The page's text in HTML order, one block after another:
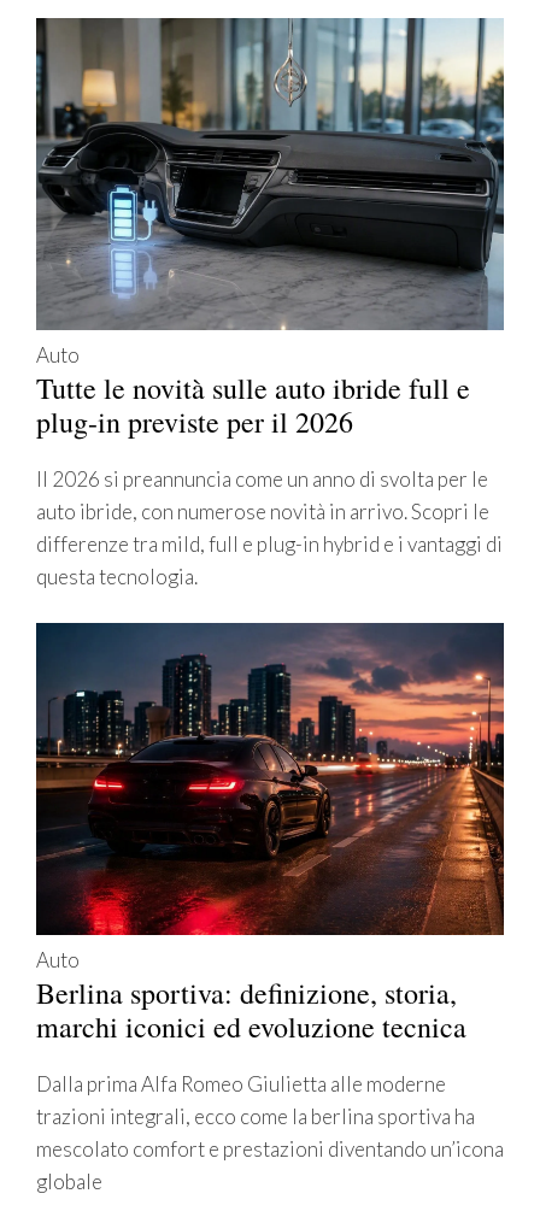
Auto
Tutte le novità sulle auto ibride full e
plug-in previste per il 2026
Il 2026 si preannuncia come un anno di svolta per le
auto ibride, con numerose novità in arrivo. Scopri le
differenze tra mild, full e plug-in hybrid e i vantaggi di
questa tecnologia.
Auto
Berlina sportiva: definizione, storia,
marchi iconici ed evoluzione tecnica
Dalla prima Alfa Romeo Giulietta alle moderne
trazioni integrali, ecco come la berlina sportiva ha
mescolato comfort e prestazioni diventando un’icona
globale